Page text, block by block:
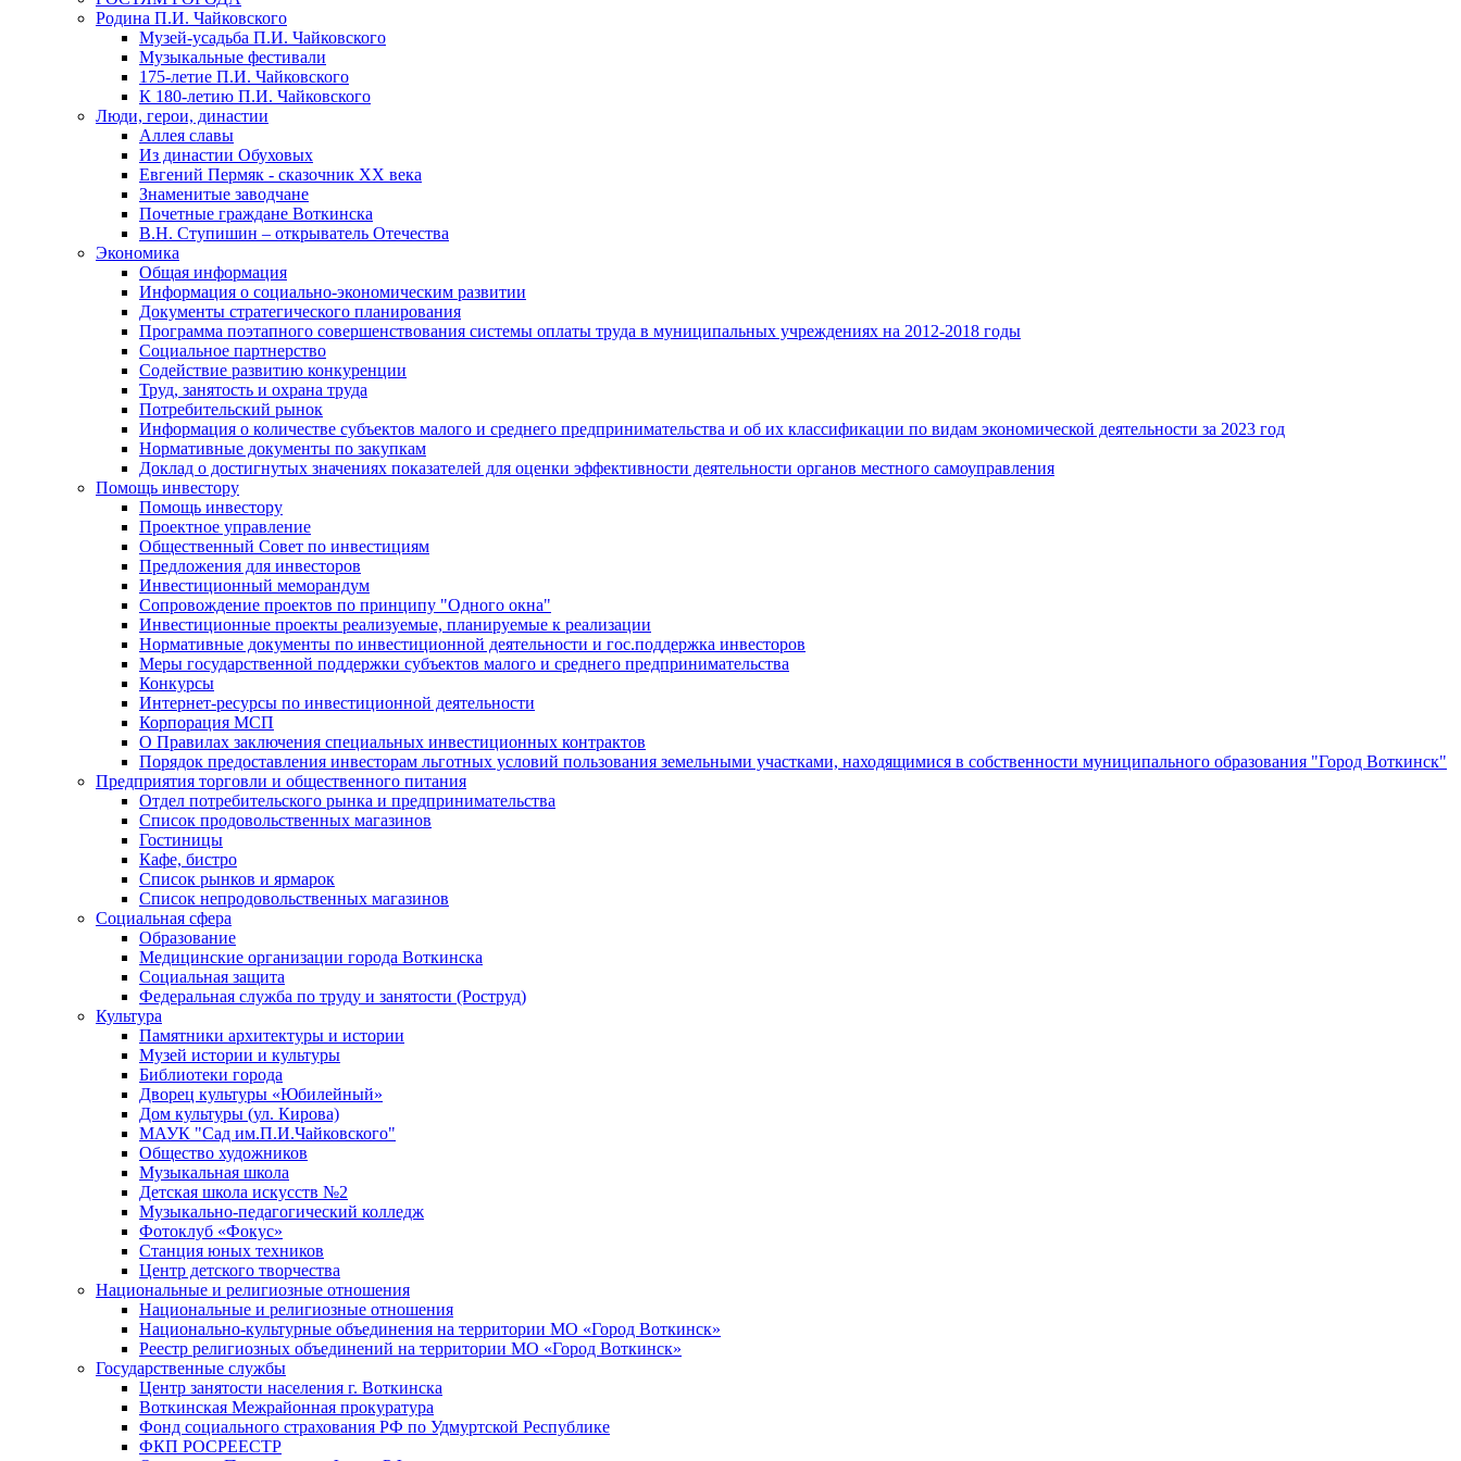
Родина П.И. Чайковского
Музей-усадьба П.И. Чайковского
Музыкальные фестивали
175-летие П.И. Чайковского
К 180-летию П.И. Чайковского
Люди, герои, династии
Аллея славы
Из династии Обуховых
Евгений Пермяк - сказочник XX века
Знаменитые заводчане
Почетные граждане Воткинска
В.Н. Ступишин – открыватель Отечества
Экономика
Общая информация
Информация о социально-экономическим развитии
Документы стратегического планирования
Программа поэтапного совершенствования системы оплаты труда в муниципальных учреждениях на 2012-2018 годы
Социальное партнерство
Содействие развитию конкуренции
Труд, занятость и охрана труда
Потребительский рынок
Информация о количестве субъектов малого и среднего предпринимательства и об их классификации по видам экономической деятельности за 2023 год
Нормативные документы по закупкам
Доклад о достигнутых значениях показателей для оценки эффективности деятельности органов местного самоуправления
Помощь инвестору
Помощь инвестору
Проектное управление
Общественный Совет по инвестициям
Предложения для инвесторов
Инвестиционный меморандум
Сопровождение проектов по принципу "Oдного окна"
Инвестиционные проекты реализуемые, планируемые к реализации
Нормативные документы по инвестиционной деятельности и гос.поддержка инвесторов
Меры государственной поддержки субъектов малого и среднего предпринимательства
Конкурсы
Интернет-ресурсы по инвестиционной деятельности
Корпорация МСП
О Правилах заключения специальных инвестиционных контрактов
Порядок предоставления инвесторам льготных условий пользования земельными участками, находящимися в собственности муниципального образования "Город Воткинск"
Предприятия торговли и общественного питания
Отдел потребительского рынка и предпринимательства
Список продовольственных магазинов
Гостиницы
Кафе, бистро
Cписок рынков и ярмарок
Список непродовольственных магазинов
Социальная сфера
Образование
Медицинские организации города Воткинска
Социальная защита
Федеральная служба по труду и занятости (Роструд)
Культура
Памятники архитектуры и истории
Музей истории и культуры
Библиотеки города
Дворец культуры «Юбилейный»
Дом культуры (ул. Кирова)
МАУК "Сад им.П.И.Чайковского"
Общество художников
Музыкальная школа
Детская школа искусств №2
Музыкально-педагогический колледж
Фотоклуб «Фокус»
Станция юных техников
Центр детского творчества
Национальные и религиозные отношения
Национальные и религиозные отношения
Национально-культурные объединения на территории МО «Город Воткинск»
Реестр религиозных объединений на территории МО «Город Воткинск»
Государственные службы
Центр занятости населения г. Воткинска
Воткинская Межрайонная прокуратура
Фонд социального страхования РФ по Удмуртской Республике
ФКП РОСРЕЕСТР